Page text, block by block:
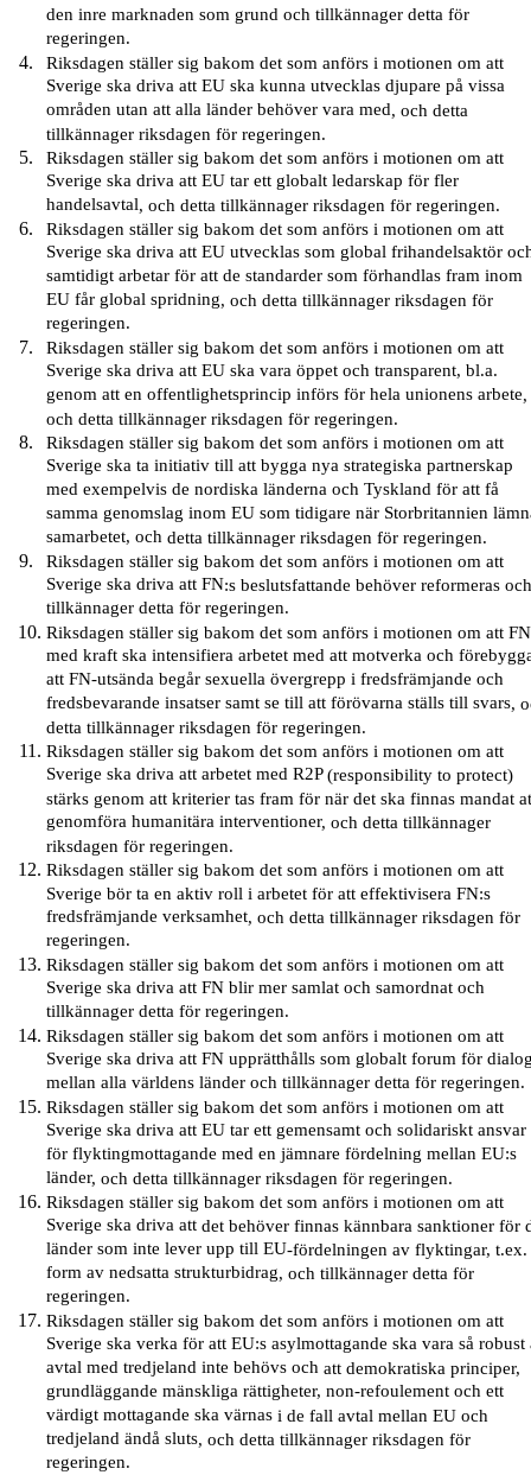
den inre marknaden som grund och tillkännager detta för
regeringen.
Riksdagen ställer sig bakom det som anförs i motionen om att
Sverige ska driva att EU ska kunna utvecklas djupare på vissa
områden utan att alla länder behöver vara med, och detta
tillkännagerriksdagen för regeringen.
Riksdagen ställer sig bakom det som anförs i motionen om att
Sverige ska driva att EU tar ett globalt ledarskap för fler
handelsavtal, ochdettatillkännagerriksdagen för regeringen.
Riksdagen ställer sig bakom det som anförs i motionen om att
Sverige ska driva att EU utvecklas som global frihandelsaktör
samtidigt arbetar för att de standarder som förhandlas fram inom
EU får global spridning, ochdettatillkännagerriksdagen för
regeringen.
Riksdagen ställer sig bakom det som anförs i motionen om att
Sverige ska driva att EU ska vara öppet och transparent, bl.a.
genom att en offentlighetsprincip införs för hela unionens arbete,
ochdettatillkännagerriksdagen för regeringen.
Riksdagen ställer sig bakom det som anförs i motionen om att
Sverige ska ta initiativ till att bygga nya strategiska partnerskap
med exempelvis de nordiska länderna och Tyskland för att få
samma genomslag inom EU som tidigare när Storbritannien
samarbetet, och detta tillkännagerriksdagen för regeringen.
Riksdagen ställer sig bakom det som anförs i motionen om att
Sverige ska driva att FN:s beslutsfattande behöver reformeras
tillkännager detta för regeringen.
Riksdagen ställer sig bakom det som anförs i motionen om att FN
med kraft ska intensifiera arbetet med att motverka och
att FN-utsända begår sexuella övergrepp i fredsfrämjande och
fredsbevarande insatser samt se till att förövarna ställs till svars,
detta tillkännagerriksdagen för regeringen.
Riksdagen ställer sig bakom det som anförs i motionen om att
Sverige ska driva att arbetet med R2P(responsibility to protect)
stärks genom att kriterier tas framför när det ska finnas mandat
genomföra humanitära interventioner, och detta tillkännager
riksdagen för regeringen.
Riksdagen ställer sig bakom det som anförs i motionen omatt
Sverigebörta en aktiv roll i arbetet för att effektivisera FN:s
fredsfrämjande verksamhet, ochdettatillkännagerriksdagen för
regeringen.
Riksdagen ställer sig bakom det som anförs i motionen om att
Sverige ska driva att FN blir mer samlat och samordnat och
tillkännager detta för regeringen.
Riksdagen ställer sig bakom det som anförs i motionen om att
Sverige ska driva att FN upprätthålls som globalt forum för
mellan alla världens länder och tillkännager detta för regeringen.
Riksdagen ställer sig bakom det som anförs i motionen om att
Sverige ska driva att EU tar ett gemensamt och solidariskt ansvar
för flyktingmottagande med en jämnare fördelning mellan EU:s
länder, och detta tillkännagerriksdagen för regeringen.
Riksdagen ställer sig bakom det som anförs i motionen om att
Sverige ska driva attdet behöver finnas kännbara sanktionerför
länder som inte lever upp till EU-fördelningen av flyktingar,t.ex.
form av nedsatta strukturbidrag, och tillkännager detta för
regeringen.
Riksdagen ställer sig bakom det som anförs i motionen om att
Sverige ska verka för att EU:s asylmottagande ska vara så robust
avtal med tredjeland inte behövs ochatt demokratiska principer,
grundläggande mänskliga rättigheter, non-refoulement och ett
värdigt mottagande ska värnasi de fall avtal mellan EU och
tredjeland ändå sluts, och detta tillkännagerriksdagen för
regeringen.